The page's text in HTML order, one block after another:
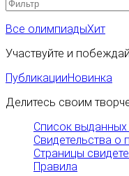
Все олимпиадыХит
Участвуйте и
ПубликацииНовинка
Делитесь своим
Список выданных
Свидетельства о
Страницы
Правила